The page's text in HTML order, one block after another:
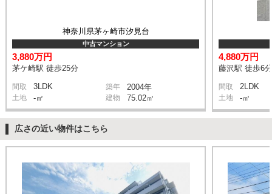
神奈川県茅ヶ崎市汐見台
中古マンション
3,880万円
茅ケ崎駅 徒歩25分
間取 3LDK 築年 2004年
土地 -㎡ 建物 75.02㎡
4,880万円
藤沢駅 徒歩6分
間取 2LDK
土地 -㎡
広さの近い物件はこちら